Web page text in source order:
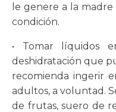
le genere a la madre
condición.
• Tomar líquidos
deshidratación que
recomienda ingerir
adultos, a voluntad.
de frutas, suero de